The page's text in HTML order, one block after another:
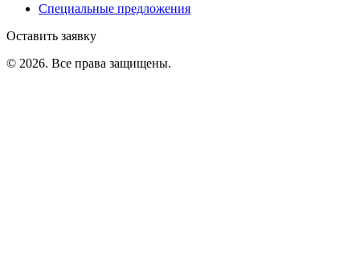
Специальные предложения
Оставить заявку
© 2026. Все права защищены.